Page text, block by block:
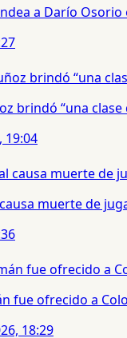
a Darío
brindó “una
19:04
muerte de
fue ofrecido a
18:29